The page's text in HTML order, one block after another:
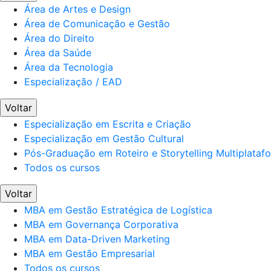
Área de Artes e Design
Área de Comunicação e Gestão
Área do Direito
Área da Saúde
Área da Tecnologia
Especialização / EAD
Voltar
Especialização em Escrita e Criação
Especialização em Gestão Cultural
Pós-Graduação em Roteiro e Storytelling
Todos os cursos
Voltar
MBA em Gestão Estratégica de Logística
MBA em Governança Corporativa
MBA em Data-Driven Marketing
MBA em Gestão Empresarial
Todos os cursos